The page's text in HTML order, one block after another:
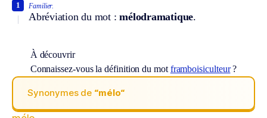
Familier.
Abréviation du mot :mélodramatique.
1
À découvrir
Connaissez-vous la définition du mot framboisiculteur?
Synonymes de “mélo“